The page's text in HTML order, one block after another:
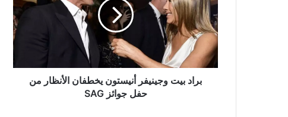
أنيستون
يخطفان
الأنظار
من
حفل
جوائز
براد بيت وجينيفر أنيستون يخطفان الأنظار من
حفل جوائز SAG